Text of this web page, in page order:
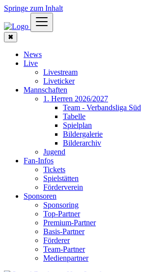
Springe zum Inhalt
✖
News
Live
Livestream
Liveticker
Mannschaften
1. Herren 2026/2027
Team - Verbandsliga Süd
Tabelle
Spielplan
Bildergalerie
Bilderarchiv
Jugend
Fan-Infos
Tickets
Spielstätten
Förderverein
Sponsoren
Sponsoring
Top-Partner
Premium-Partner
Basis-Partner
Förderer
Team-Partner
Medienpartner